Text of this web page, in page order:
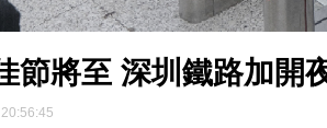
節將至 深圳鐵路加開